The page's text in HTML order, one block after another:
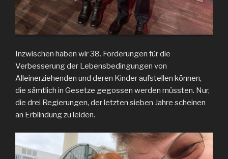
Inzwischen haben wir 38. Forderungen für die
Verbesserung der Lebensbedingungen von
Alleinerziehenden und deren Kinder aufstellen können,
die sämtlich in Gesetze gegossen werden müssten. Nur,
die drei Regierungen, der letzten sieben Jahre scheinen
an Erblindung zu leiden.